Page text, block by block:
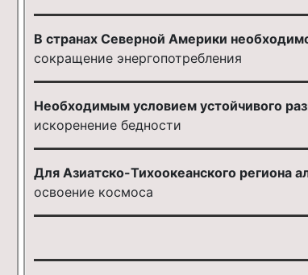
В странах Северной Америки
сокращение энергопотребления
Необходимым условием устойчивого
искоренение бедности
Для Азиатско-Тихоокеанского региона
освоение космоса